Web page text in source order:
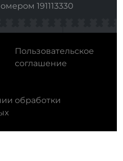
191113330
Пользовательское
соглашение
обработки